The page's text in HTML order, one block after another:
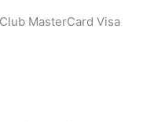
MasterCard Visa